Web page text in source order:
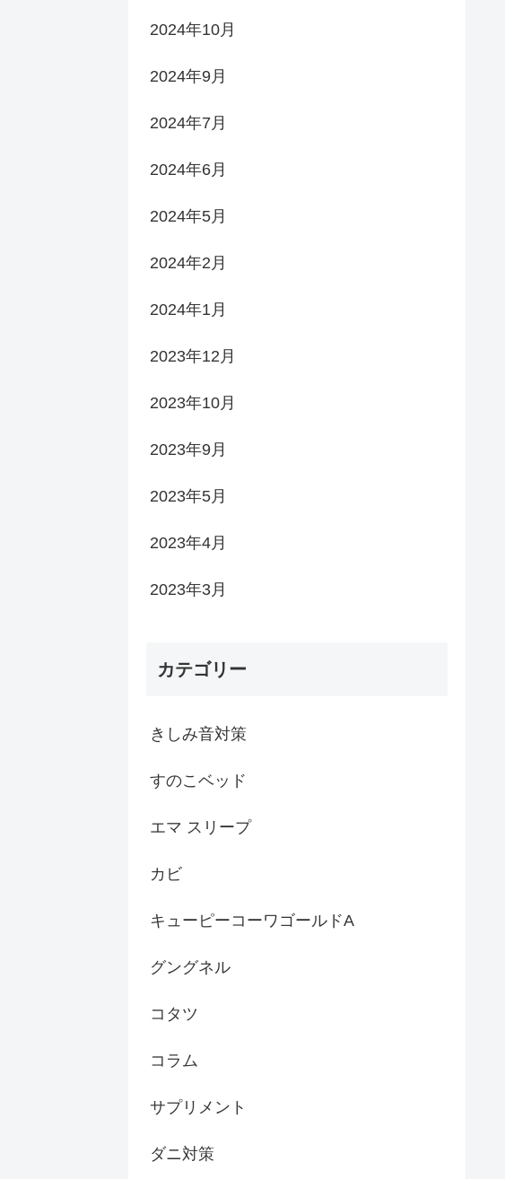
2024年10月
2024年9月
2024年7月
2024年6月
2024年5月
2024年2月
2024年1月
2023年12月
2023年10月
2023年9月
2023年5月
2023年4月
2023年3月
カテゴリー
きしみ音対策
すのこベッド
エマ スリープ
カビ
キューピーコーワゴールドA
グングネル
コタツ
コラム
サプリメント
ダニ対策